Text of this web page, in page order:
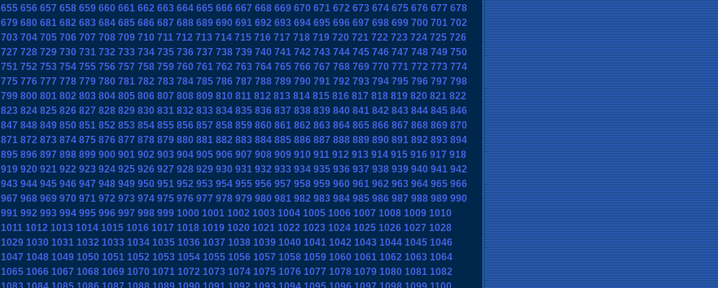
655 656 657 658 659 660 661 662 663 664 665 666 667 668 669 670 671 672 673 674 675 676 677 678
679 680 681 682 683 684 685 686 687 688 689 690 691 692 693 694 695 696 697 698 699 700 701 702
703 704 705 706 707 708 709 710 711 712 713 714 715 716 717 718 719 720 721 722 723 724 725 726
727 728 729 730 731 732 733 734 735 736 737 738 739 740 741 742 743 744 745 746 747 748 749 750
751 752 753 754 755 756 757 758 759 760 761 762 763 764 765 766 767 768 769 770 771 772 773 774
775 776 777 778 779 780 781 782 783 784 785 786 787 788 789 790 791 792 793 794 795 796 797 798
799 800 801 802 803 804 805 806 807 808 809 810 811 812 813 814 815 816 817 818 819 820 821 822
823 824 825 826 827 828 829 830 831 832 833 834 835 836 837 838 839 840 841 842 843 844 845 846
847 848 849 850 851 852 853 854 855 856 857 858 859 860 861 862 863 864 865 866 867 868 869 870
871 872 873 874 875 876 877 878 879 880 881 882 883 884 885 886 887 888 889 890 891 892 893 894
895 896 897 898 899 900 901 902 903 904 905 906 907 908 909 910 911 912 913 914 915 916 917 918
919 920 921 922 923 924 925 926 927 928 929 930 931 932 933 934 935 936 937 938 939 940 941 942
943 944 945 946 947 948 949 950 951 952 953 954 955 956 957 958 959 960 961 962 963 964 965 966
967 968 969 970 971 972 973 974 975 976 977 978 979 980 981 982 983 984 985 986 987 988 989 990
991 992 993 994 995 996 997 998 999 1000 1001 1002 1003 1004 1005 1006 1007 1008 1009 1010
1011 1012 1013 1014 1015 1016 1017 1018 1019 1020 1021 1022 1023 1024 1025 1026 1027 1028
1029 1030 1031 1032 1033 1034 1035 1036 1037 1038 1039 1040 1041 1042 1043 1044 1045 1046
1047 1048 1049 1050 1051 1052 1053 1054 1055 1056 1057 1058 1059 1060 1061 1062 1063 1064
1065 1066 1067 1068 1069 1070 1071 1072 1073 1074 1075 1076 1077 1078 1079 1080 1081 1082